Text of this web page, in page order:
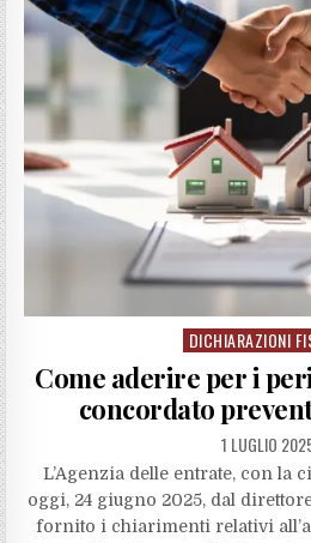
Posted
DICHIARAZIONI
Come aderire per i
concordato
1 LUGLIO
L’Agenzia delle entrate, con la
oggi, 24 giugno 2025, dal
fornito i chiarimenti relativi